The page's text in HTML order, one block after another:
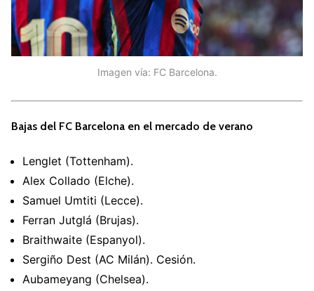
Imagen vía: FC Barcelona.
Bajas del FC Barcelona en el mercado de verano
Lenglet (Tottenham).
Alex Collado (Elche).
Samuel Umtiti (Lecce).
Ferran Jutglá (Brujas).
Braithwaite (Espanyol).
Sergiño Dest (AC Milán). Cesión.
Aubameyang (Chelsea).